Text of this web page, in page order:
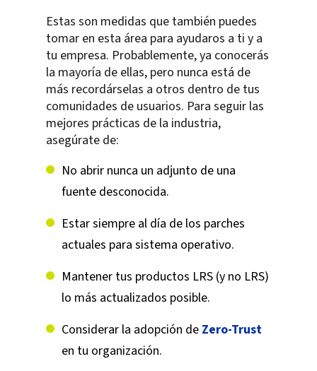
Estas son medidas que también puedes
tomar en esta área para ayudaros a ti y a
tu empresa. Probablemente, ya conocerás
la mayoría de ellas, pero nunca está de
más recordárselas a otros dentro de tus
comunidades de usuarios. Para seguir las
mejores prácticas de la industria,
asegúrate de:
No abrir nunca un adjunto de una
fuente desconocida.
Estar siempre al día de los parches
actuales para sistema operativo.
Mantener tus productos LRS (y no LRS)
lo más actualizados posible.
Considerar la adopción de Zero-Trust
en tu organización.